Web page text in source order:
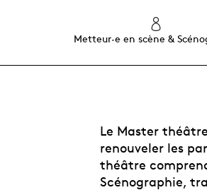
Metteur·e en scène &
Le Master
renouveler les
théâtre
Scénographie,